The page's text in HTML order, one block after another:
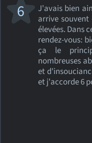
J'avais bien
arrive
élevées. Dans
rendez-vous:
ça le
nombreuses
et
et j'accorde 6
6